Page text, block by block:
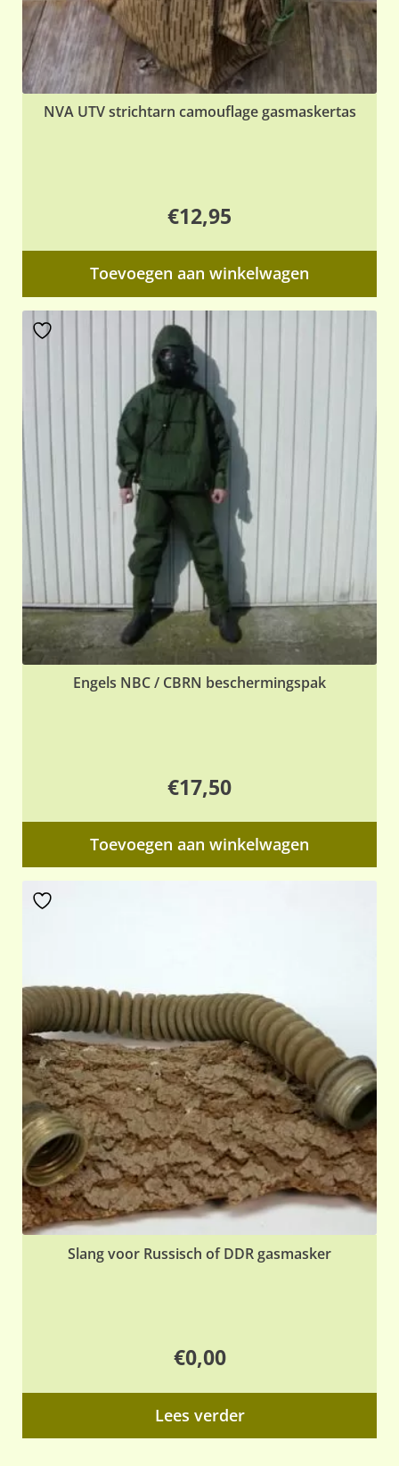
NVA UTV strichtarn camouflage gasmaskertas
€12,95
Toevoegen aan winkelwagen
Engels NBC / CBRN beschermingspak
€17,50
Toevoegen aan winkelwagen
Slang voor Russisch of DDR gasmasker
€0,00
Lees verder